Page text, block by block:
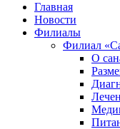
Главная
Новости
Филиалы
Филиал
О